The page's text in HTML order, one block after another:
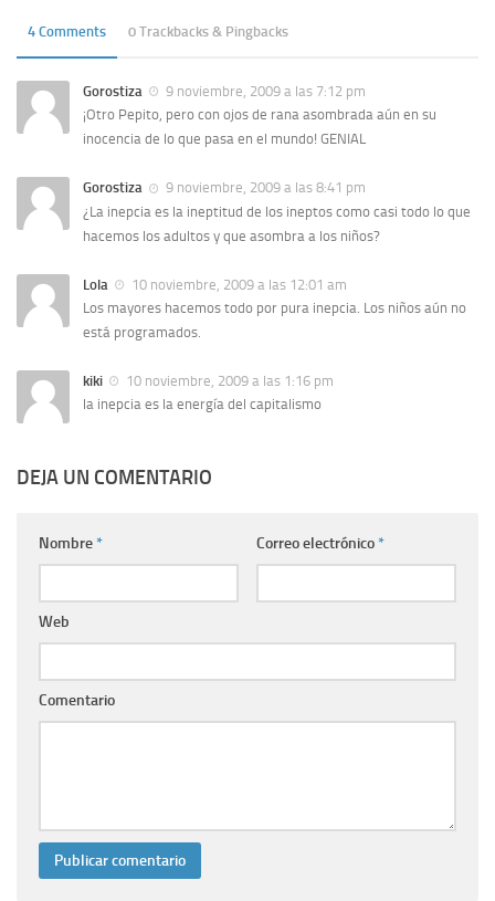
4 Comments 0 Trackbacks & Pingbacks
Gorostiza
9 noviembre, 2009 a las 7:12 pm
¡Otro Pepito, pero con ojos de rana asombrada aún en su
inocencia de lo que pasa en el mundo! GENIAL
Gorostiza
9 noviembre, 2009 a las 8:41 pm
¿La inepcia es la ineptitud de los ineptos como casi todo lo que
hacemos los adultos y que asombra a los niños?
Lola
10 noviembre, 2009 a las 12:01 am
Los mayores hacemos todo por pura inepcia. Los niños aún no
está programados.
kiki
10 noviembre, 2009 a las 1:16 pm
la inepcia es la energía del capitalismo
DEJA UN COMENTARIO
Nombre* Correo electrónico*
Web
Comentario